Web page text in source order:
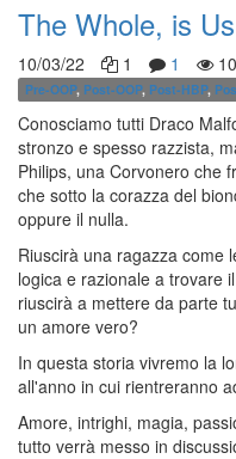
The Whole, is Us
10/03/22 1 1 10
Pre-OOP, Post-OOP, Post-HBP,
Conosciamo tutti Draco
stronzo e spesso razzista,
Philips, una Corvonero che
che sotto la corazza del
oppure il nulla.
Riuscirà una ragazza come
logica e razionale a trovare
riuscirà a mettere da parte
un amore vero?
In questa storia vivremo la
all'anno in cui rientreranno
Amore, intrighi, magia,
tutto verrà messo in